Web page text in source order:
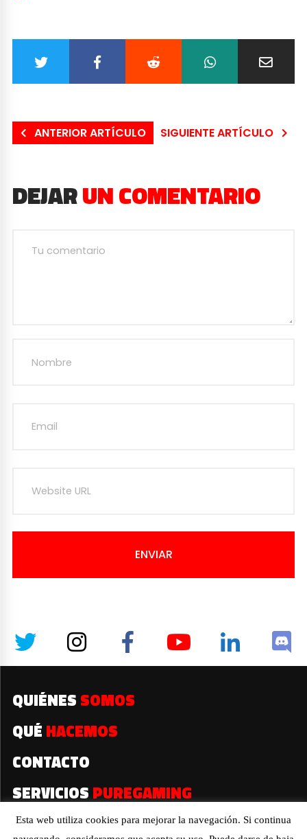
ANTERIOR ARTÍCULO SIGUIENTE ARTÍCULO
DEJARUN COMENTARIO
ENVIAR
QUIÉNES SOMOS
QUÉ HACEMOS
CONTACTO
SERVICIOS PUREGAMING
Esta web utiliza cookies para mejorar la navegación. Si continua